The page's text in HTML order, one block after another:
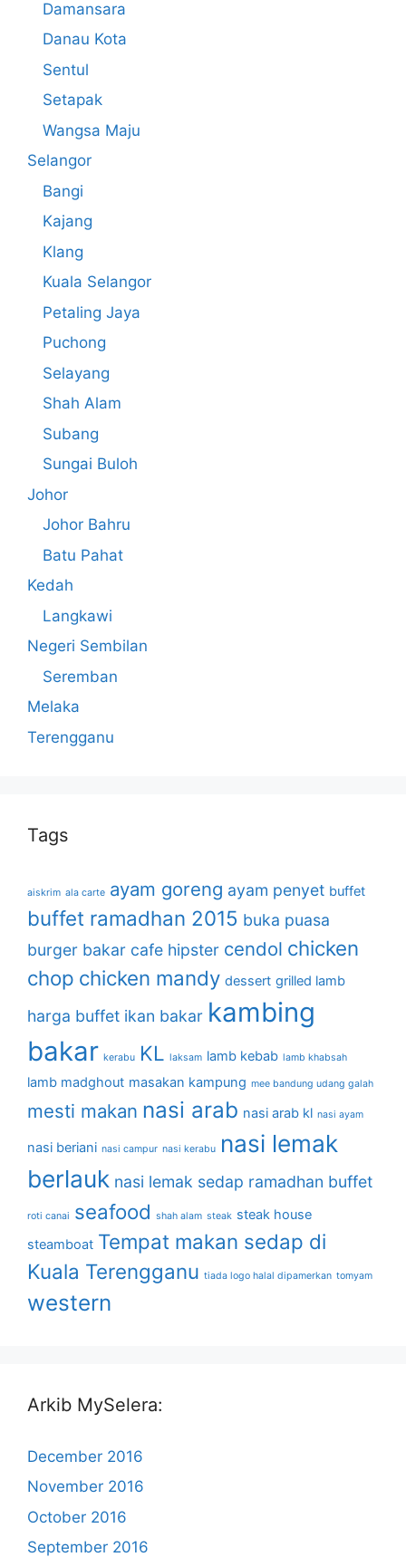
Damansara
Danau Kota
Sentul
Setapak
Wangsa Maju
Selangor
Bangi
Kajang
Klang
Kuala Selangor
Petaling Jaya
Puchong
Selayang
Shah Alam
Subang
Sungai Buloh
Johor
Johor Bahru
Batu Pahat
Kedah
Langkawi
Negeri Sembilan
Seremban
Melaka
Terengganu
Tags
aiskrim ala carte ayam goreng ayam penyet buffet
buffet ramadhan 2015 buka puasa
burger bakar cafe hipster cendol chicken
chop chicken mandy dessert grilled lamb
harga buffet ikan bakar kambing
bakar kerabu KL laksam lamb kebab lamb khabsah
lamb madghout masakan kampung mee bandung udang galah
mesti makan nasi arab nasi arab kl nasi ayam
nasi beriani nasi campur nasi kerabu nasi lemak
berlauk nasi lemak sedap ramadhan buffet
roti canai seafood shah alam steak steak house
steamboat Tempat makan sedap di
Kuala Terengganu tiada logo halal dipamerkan tomyam
western
Arkib MySelera:
December 2016
November 2016
October 2016
September 2016